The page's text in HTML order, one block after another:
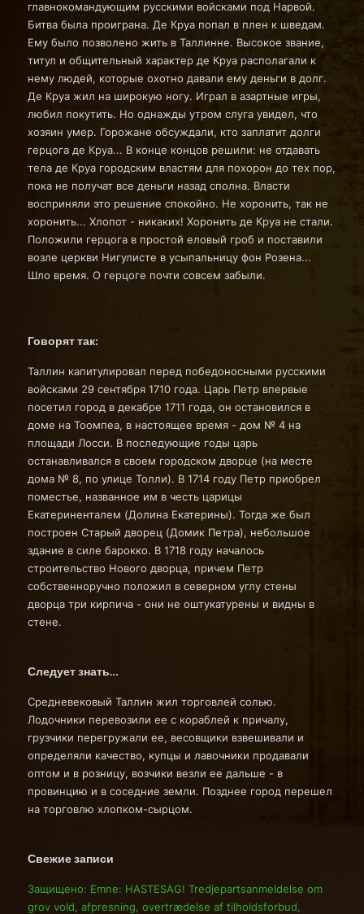
главнокомандующим русскими войсками под Нарвой.
Битва была проиграна. Де Круа попал в плен к шведам.
Ему было позволено жить в Таллинне. Высокое звание,
титул и общительный характер де Круа располагали к
нему людей, которые охотно давали ему деньги в долг.
Де Круа жил на широкую ногу. Играл в азартные игры,
любил покутить. Но однажды утром слуга увидел, что
хозяин умер. Горожане обсуждали, кто заплатит долги
герцога де Круа... В конце концов решили: не отдавать
тела де Круа городским властям для похорон до тех пор,
пока не получат все деньги назад сполна. Власти
восприняли это решение спокойно. Не хоронить, так не
хоронить... Хлопот - никаких! Хоронить де Круа не стали.
Положили герцога в простой еловый гроб и поставили
возле церкви Нигулисте в усыпальницу фон Розена...
Шло время. О герцоге почти совсем забыли.
Говорят так:
Таллин капитулировал перед победоносными русскими
войсками 29 сентября 1710 года. Царь Петр впервые
посетил город в декабре 1711 года, он остановился в
доме на Тоомпеа, в настоящее время - дом № 4 на
площади Лосси. В последующие годы царь
останавливался в своем городском дворце (на месте
дома № 8, по улице Толли). В 1714 году Петр приобрел
поместье, названное им в честь царицы
Екатериненталем (Долина Екатерины). Тогда же был
построен Старый дворец (Домик Петра), небольшое
здание в силе барокко. В 1718 году началось
строительство Нового дворца, причем Петр
собственноручно положил в северном углу стены
дворца три кирпича - они не оштукатурены и видны в
стене.
Следует знать…
Средневековый Таллин жил торговлей солью.
Лодочники перевозили ее с кораблей к причалу,
грузчики перегружали ее, весовщики взвешивали и
определяли качество, купцы и лавочники продавали
оптом и в розницу, возчики везли ее дальше - в
провинцию и в соседние земли. Позднее город перешел
на торговлю хлопком-сырцом.
Свежие записи
Защищено: Emne: HASTESAG! Tredjepartsanmeldelse om
grov vold, afpresning, overtrædelse af tilholdsforbud,